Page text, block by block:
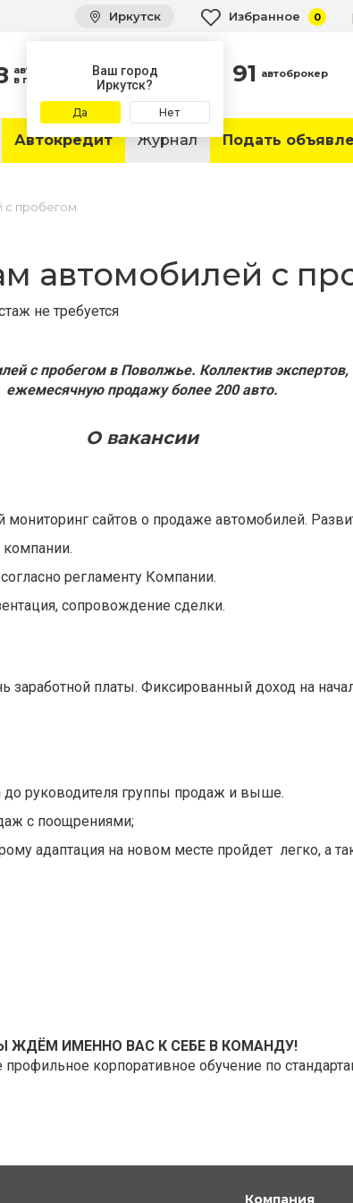
Иркутск
Ваш город
Иркутск?
Да Нет
Избранное 0
автомобилей
в продаже 91 автоброкер
Автокредит Журнал Подать
пробегом
автомобилей с
не требуется
с пробегом в Поволжье. Коллектив
ежемесячную продажу более 200 авто.
О вакансии
сайтов о продаже автомобилей.
регламенту Компании.
сопровождение сделки.
заработной платы. Фиксированный доход на
до руководителя группы продаж и выше.
с поощрениями;
адаптация на новом месте пройдет легко, а
ЖДЁМ ИМЕННО ВАС К СЕБЕ В КОМАНДУ!
корпоративное обучение по
Компания